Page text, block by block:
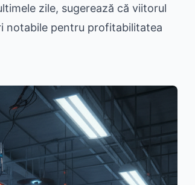
zile, sugerează că viitorul
notabile pentru profitabilitatea